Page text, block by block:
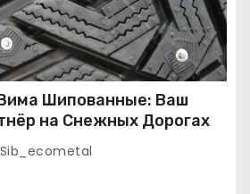
Шипованные: Ваш
на Снежных Дорогах
Sib_ecometal